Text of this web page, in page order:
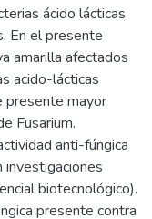
ácido lácticas
En el presente
amarilla afectados
acido-lácticas
presente mayor
Fusarium.
anti-fúngica
biotecnológico).
presente contra